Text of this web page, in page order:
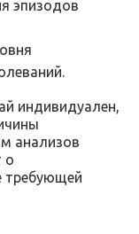
эпизодов
индивидуален,
анализов
о
требующей